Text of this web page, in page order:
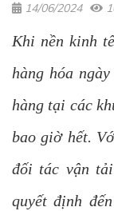
14/06/2024
Khi nền kinh
hàng hóa
hàng tại các
bao giờ hết.
đối tác vận
quyết định